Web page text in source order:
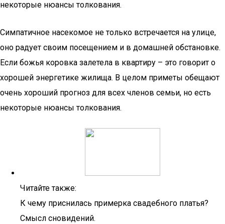
некоторые нюансы толкования.
Симпатичное насекомое не только встречается на улице,
оно радует своим посещением и в домашней обстановке.
Если божья коровка залетела в квартиру – это говорит о
хорошей энергетике жилища. В целом приметы обещают
очень хороший прогноз для всех членов семьи, но есть
некоторые нюансы толкования.
Читайте также:
К чему приснилась примерка свадебного платья?
Смысл сновидений.